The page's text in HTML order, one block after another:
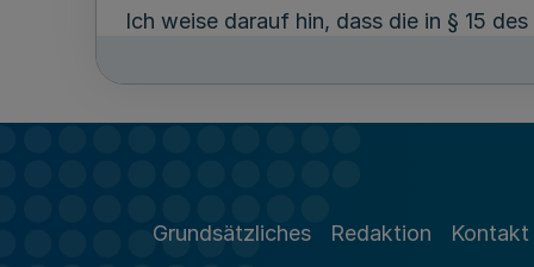
Ich weise darauf hin, dass die in § 15
Erarbeitung und Aufstellung der
Bekanntmachung des Regionalplans
Gegen die 35. Änderung des
Grundsätzliches Redaktion Kontakt